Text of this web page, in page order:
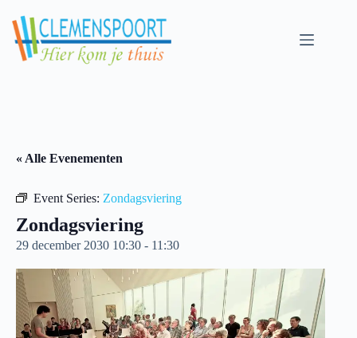
content
« Alle Evenementen
Event Series: Zondagsviering
Zondagsviering
29 december 2030 10:30 - 11:30